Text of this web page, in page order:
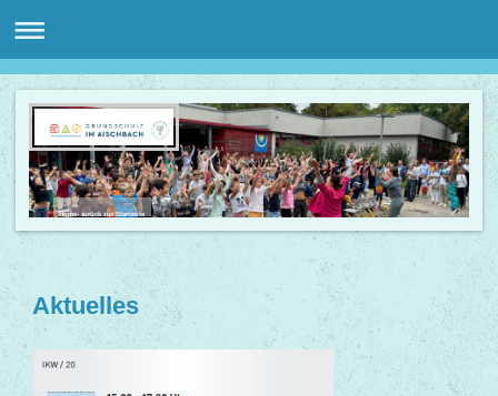
Home- zurück zur Startseite
Aktuelles